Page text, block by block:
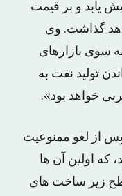
یابد و بر قیمت
گذاشت. وی
سوی بازارهای
تولید نفت به
خواهد بود».
پس از لغو ممنوعیت
که اولین آن ها
زیر ساخت های